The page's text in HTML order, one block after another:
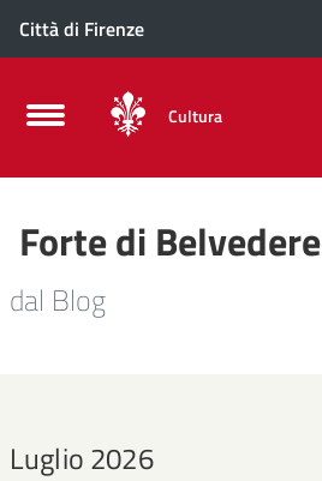
Città di Firenze
Cultura
Forte di Belvedere
dal Blog
Luglio 2026